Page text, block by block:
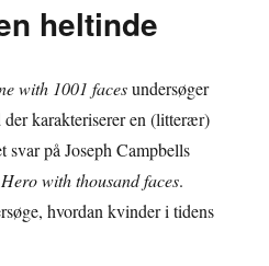
heltinde
with 1001 facesundersøger
karakteriserer en (litterær)
svar på Joseph Campbells
with thousand faces.
hvordan kvinder i tidens